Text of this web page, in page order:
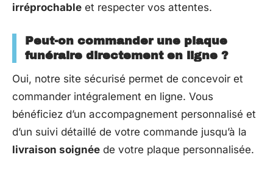
irréprochable et respecter vos attentes.
Peut-on commander une plaque
funéraire directement en ligne ?
Oui, notre site sécurisé permet de concevoir et
commander intégralement en ligne. Vous
bénéficiez d’un accompagnement personnalisé et
d’un suivi détaillé de votre commande jusqu’à la
livraison soignée de votre plaque personnalisée.